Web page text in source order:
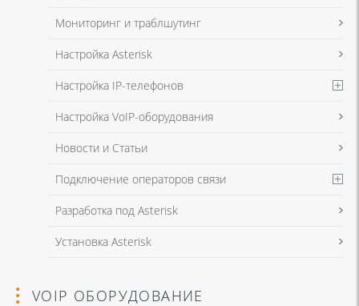
Мониторинг и траблшутинг
Настройка Asterisk
Настройка IP-телефонов
Настройка VoIP-оборудования
Новости и Статьи
Подключение операторов связи
Разработка под Asterisk
Установка Asterisk
VOIP ОБОРУДОВАНИЕ